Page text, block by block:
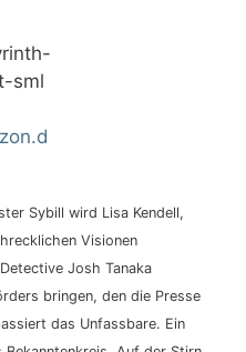
Sybill wird Lisa Kendell,
Visionen
Josh Tanaka
bringen, den die Presse
das Unfassbare. Ein